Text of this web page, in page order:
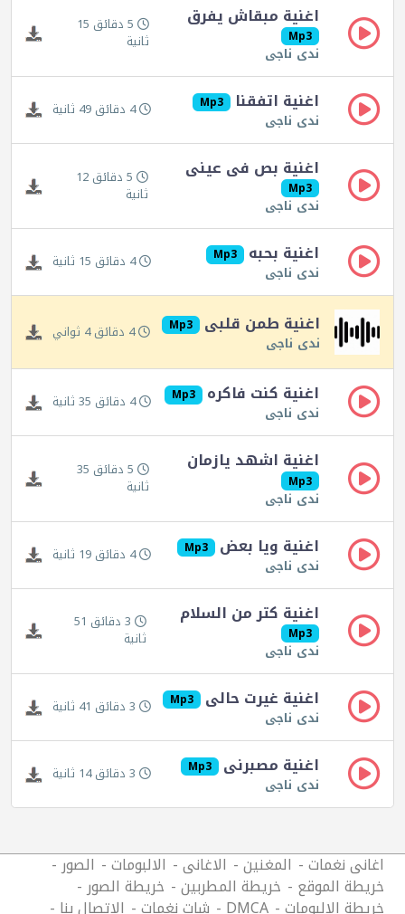
اغنية مبقاش يفرق
Mp3
ندى ناجى
5 دقائق 15
ثانية
اغنية اتفقنا Mp3
ندى ناجى 4 دقائق 49 ثانية
اغنية بص فى عينى
Mp3
ندى ناجى
5 دقائق 12
ثانية
اغنية بحبه Mp3
ندى ناجى 4 دقائق 15 ثانية
اغنية طمن قلبى Mp3
ندى ناجى 4 دقائق 4 ثواني
اغنية كنت فاكره Mp3
ندى ناجى 4 دقائق 35 ثانية
اغنية اشهد يازمان
Mp3
ندى ناجى
5 دقائق 35
ثانية
اغنية ويا بعض Mp3
ندى ناجى 4 دقائق 19 ثانية
اغنية كتر من السلام
Mp3
ندى ناجى
3 دقائق 51
ثانية
اغنية غيرت حالى Mp3
ندى ناجى 3 دقائق 41 ثانية
اغنية مصبرنى Mp3
ندى ناجى 3 دقائق 14 ثانية
اغانى نغمات المغنين الاغانى الالبومات الصور
خريطة الموقع خريطة المطربين خريطة الصور
خريطة الالبومات DMCA شات نغمات الاتصال بنا